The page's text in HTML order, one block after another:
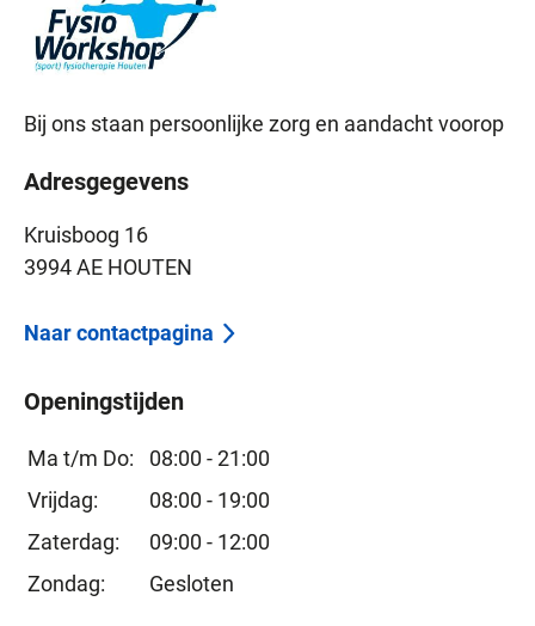
Bij ons staan persoonlijke zorg en aandacht voorop
Adresgegevens
Kruisboog 16
3994 AE HOUTEN
Naar contactpagina
Openingstijden
Ma t/m Do:
08:00 - 21:00
Vrijdag:
08:00 - 19:00
Zaterdag:
09:00 - 12:00
Zondag:
Gesloten